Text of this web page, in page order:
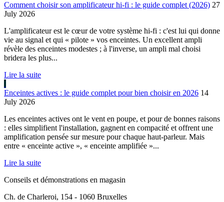
Comment choisir son amplificateur hi-fi : le guide complet (2026) 27
July 2026
L'amplificateur est le cœur de votre système hi-fi : c'est lui qui donne
vie au signal et qui « pilote » vos enceintes. Un excellent ampli
révèle des enceintes modestes ; à l'inverse, un ampli mal choisi
bridera les plus...
Lire la suite
Enceintes actives : le guide complet pour bien choisir en 2026 14
July 2026
Les enceintes actives ont le vent en poupe, et pour de bonnes raisons
: elles simplifient l'installation, gagnent en compacité et offrent une
amplification pensée sur mesure pour chaque haut-parleur. Mais
entre « enceinte active », « enceinte amplifiée »...
Lire la suite
Conseils et démonstrations en magasin
Ch. de Charleroi, 154 - 1060 Bruxelles